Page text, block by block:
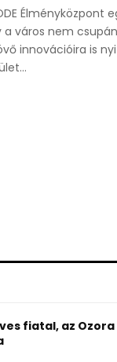
Élményközpont
a város nem
innovációira is
fiatal, az